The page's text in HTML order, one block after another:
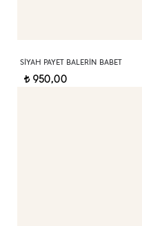
SIYAH PAYET BALERIN BABET
t950,00